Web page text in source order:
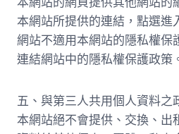
本網站所提供的連結，點選進
網站不適用本網站的隱私權保
連結網站中的隱私權保護政策
五、與第三人共用個人資料之
本網站絕不會提供、交換、出